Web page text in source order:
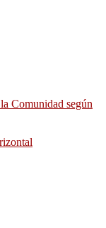
Comunidad según